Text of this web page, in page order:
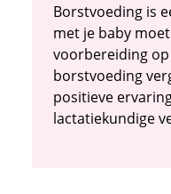
Borstvoeding is
met je baby
voorbereiding
borstvoeding
positieve
lactatiekundige